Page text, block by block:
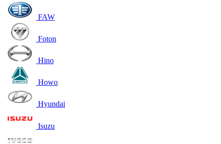
FAW
Foton
Hino
Howo
Hyundai
Isuzu